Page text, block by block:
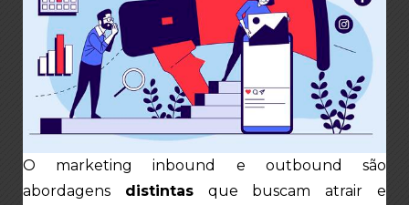
O marketing inbound e outbound são
abordagens distintasque buscam atrair e